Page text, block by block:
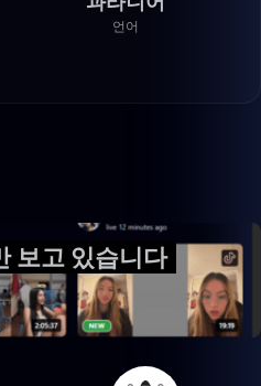
언어
보고 있습니다